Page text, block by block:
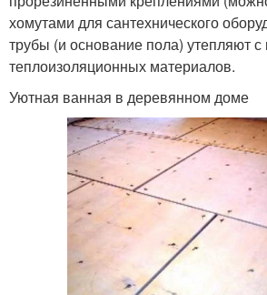
хомутами для сантехнического
трубы (и основание пола) утепляют
теплоизоляционных материалов.
Уютная ванная в деревянном доме